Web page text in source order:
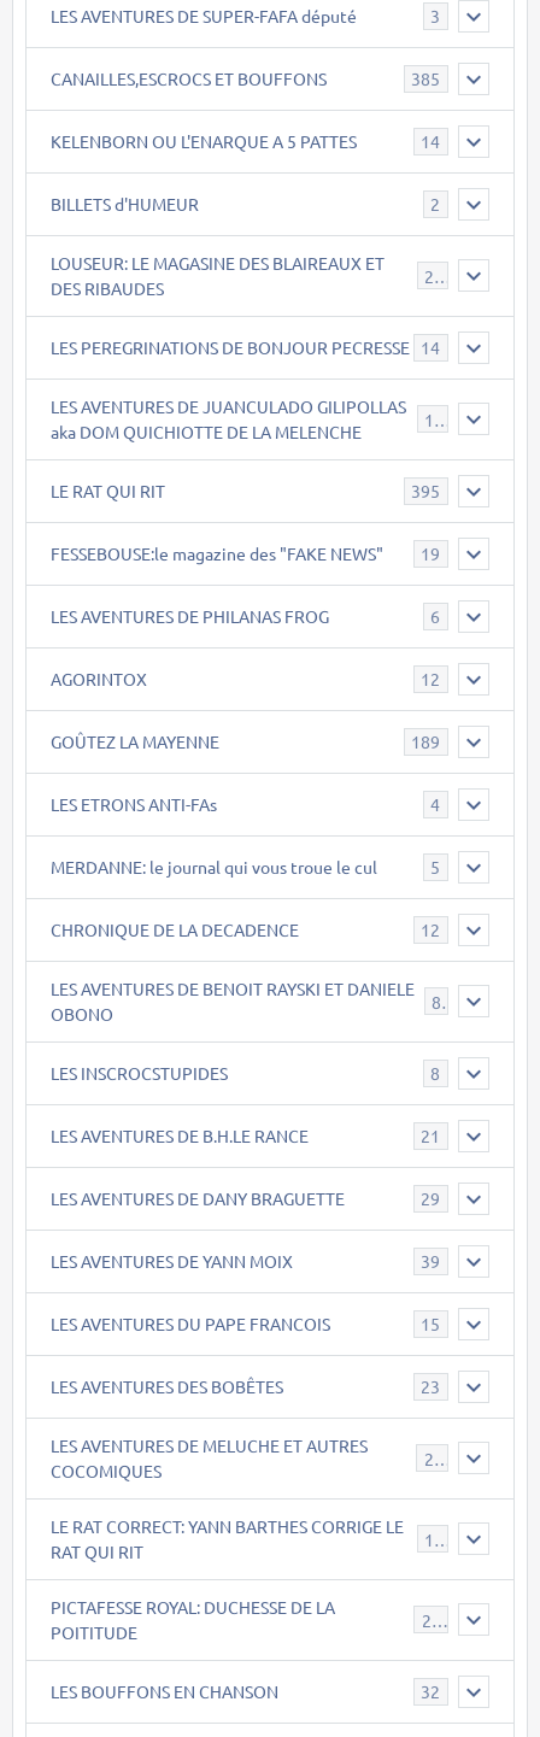
LES AVENTURES DE SUPER-FAFA député 3
CANAILLES,ESCROCS ET BOUFFONS 385
KELENBORN OU L'ENARQUE A 5 PATTES 14
BILLETS d'HUMEUR 2
LOUSEUR: LE MAGASINE DES BLAIREAUX ET
DES RIBAUDES
21
LES PEREGRINATIONS DE BONJOUR PECRESSE 14
LES AVENTURES DE JUANCULADO GILIPOLLAS
aka DOM QUICHIOTTE DE LA MELENCHE
119
LE RAT QUI RIT 395
FESSEBOUSE:le magazine des "FAKE NEWS" 19
LES AVENTURES DE PHILANAS FROG 6
AGORINTOX 12
GOÛTEZ LA MAYENNE 189
LES ETRONS ANTI-FAs 4
MERDANNE: le journal qui vous troue le cul 5
CHRONIQUE DE LA DECADENCE 12
LES AVENTURES DE BENOIT RAYSKI ET DANIELE
OBONO
8
LES INSCROCSTUPIDES 8
LES AVENTURES DE B.H.LE RANCE 21
LES AVENTURES DE DANY BRAGUETTE 29
LES AVENTURES DE YANN MOIX 39
LES AVENTURES DU PAPE FRANCOIS 15
LES AVENTURES DES BOBÊTES 23
LES AVENTURES DE MELUCHE ET AUTRES
COCOMIQUES
22
LE RAT CORRECT: YANN BARTHES CORRIGE LE
RAT QUI RIT
15
PICTAFESSE ROYAL: DUCHESSE DE LA
POITITUDE
23
LES BOUFFONS EN CHANSON 32